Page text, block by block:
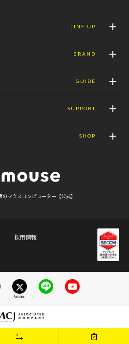
LINE UP
BRAND
GUIDE
SUPPORT
SHOP
のマウスコンピューター【公式】
採用情報
Gaming